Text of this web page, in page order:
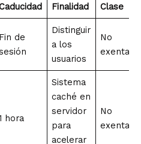
Finalidad Clase
Fin de
Distinguir
a los
usuarios
No
exenta
hora
Sistema
caché en
servidor
para
acelerar
No
exenta